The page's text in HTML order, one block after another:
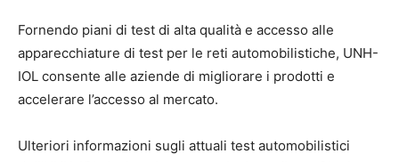
Fornendo piani di test di alta qualità e accesso alle
apparecchiature di test per le reti automobilistiche, UNH-
IOL consente alle aziende di migliorare i prodotti e
accelerare l’accesso al mercato.
Ulteriori informazioni sugli attuali test automobilistici